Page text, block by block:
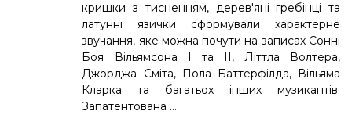
кришки з тисненням, дерев'яні гребінці та
латунні язички сформували характерне
звучання, яке можна почути на записах Сонні
Боя Вільямсона I та II, Літтла Волтера,
Джорджа Сміта, Пола Баттерфілда, Вільяма
Кларка та багатьох інших музикантів.
Запатентована ...